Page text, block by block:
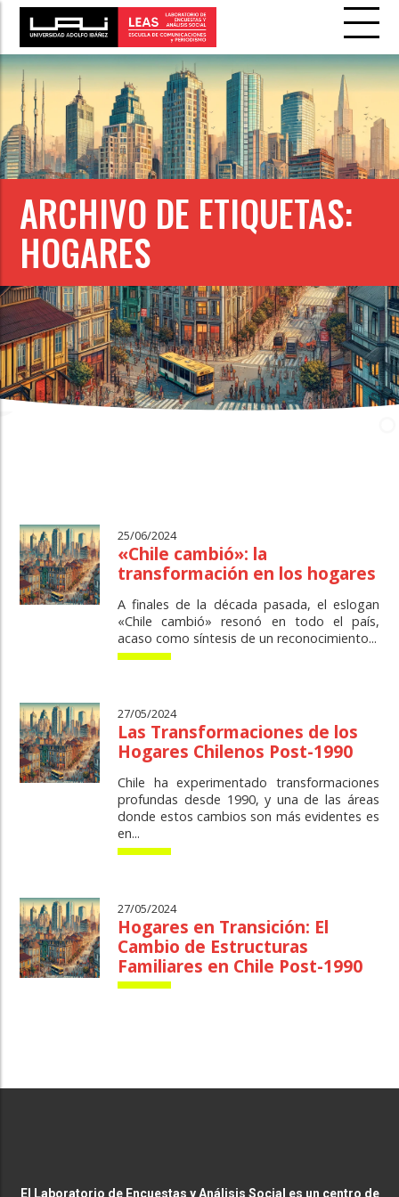
ARCHIVO DE ETIQUETAS:
HOGARES
25/06/2024
«Chile cambió»: la
transformación en los hogares
A finales de la década pasada, el eslogan
«Chile cambió» resonó en todo el país,
acaso como síntesis de un reconocimiento...
27/05/2024
Las Transformaciones de los
Hogares Chilenos Post-1990
Chile ha experimentado transformaciones
profundas desde 1990, y una de las áreas
donde estos cambios son más evidentes es
en...
27/05/2024
Hogares en Transición: El
Cambio de Estructuras
Familiares en Chile Post-1990
El Laboratorio de Encuestas y Análisis Social es un centro de